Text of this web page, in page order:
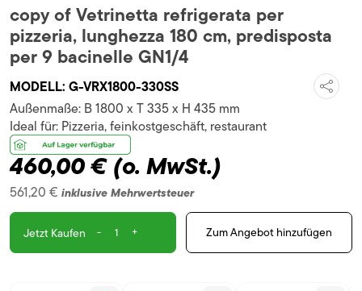
copy of Vetrinetta refrigerata per
pizzeria, lunghezza 180 cm, predisposta
per 9 bacinelle GN1/4
MODELL: G-VRX1800-330SS
Außenmaße: B 1800 x T 335 x H 435 mm
460,00 €(o. MwSt.)
561,20 € inklusive Mehrwertsteuer
Ideal für: Pizzeria, feinkostgeschäft, restaurant
Jetzt Kaufen - + Zum Angebot hinzufügen